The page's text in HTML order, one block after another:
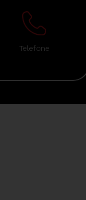
Telefone